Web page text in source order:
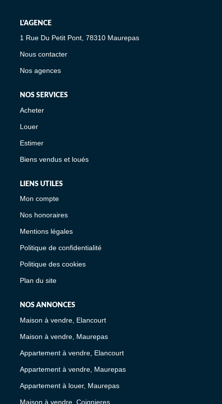
L'AGENCE
1 Rue Du Petit Pont, 78310 Maurepas
Nous contacter
Nos agences
NOS SERVICES
Acheter
Louer
Estimer
Biens vendus et loués
LIENS UTILES
Mon compte
Nos honoraires
Mentions légales
Politique de confidentialité
Politique des cookies
Plan du site
NOS ANNONCES
Maison à vendre, Elancourt
Maison à vendre, Maurepas
Appartement à vendre, Elancourt
Appartement à vendre, Maurepas
Appartement à louer, Maurepas
Maison à vendre, Coignieres